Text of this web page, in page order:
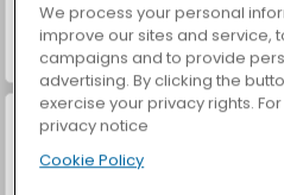
Timberman
We process your personal
improve our sites and service,
campaigns and to provide
advertising. By clicking the
exercise your privacy rights.
privacy notice
Cookie Policy